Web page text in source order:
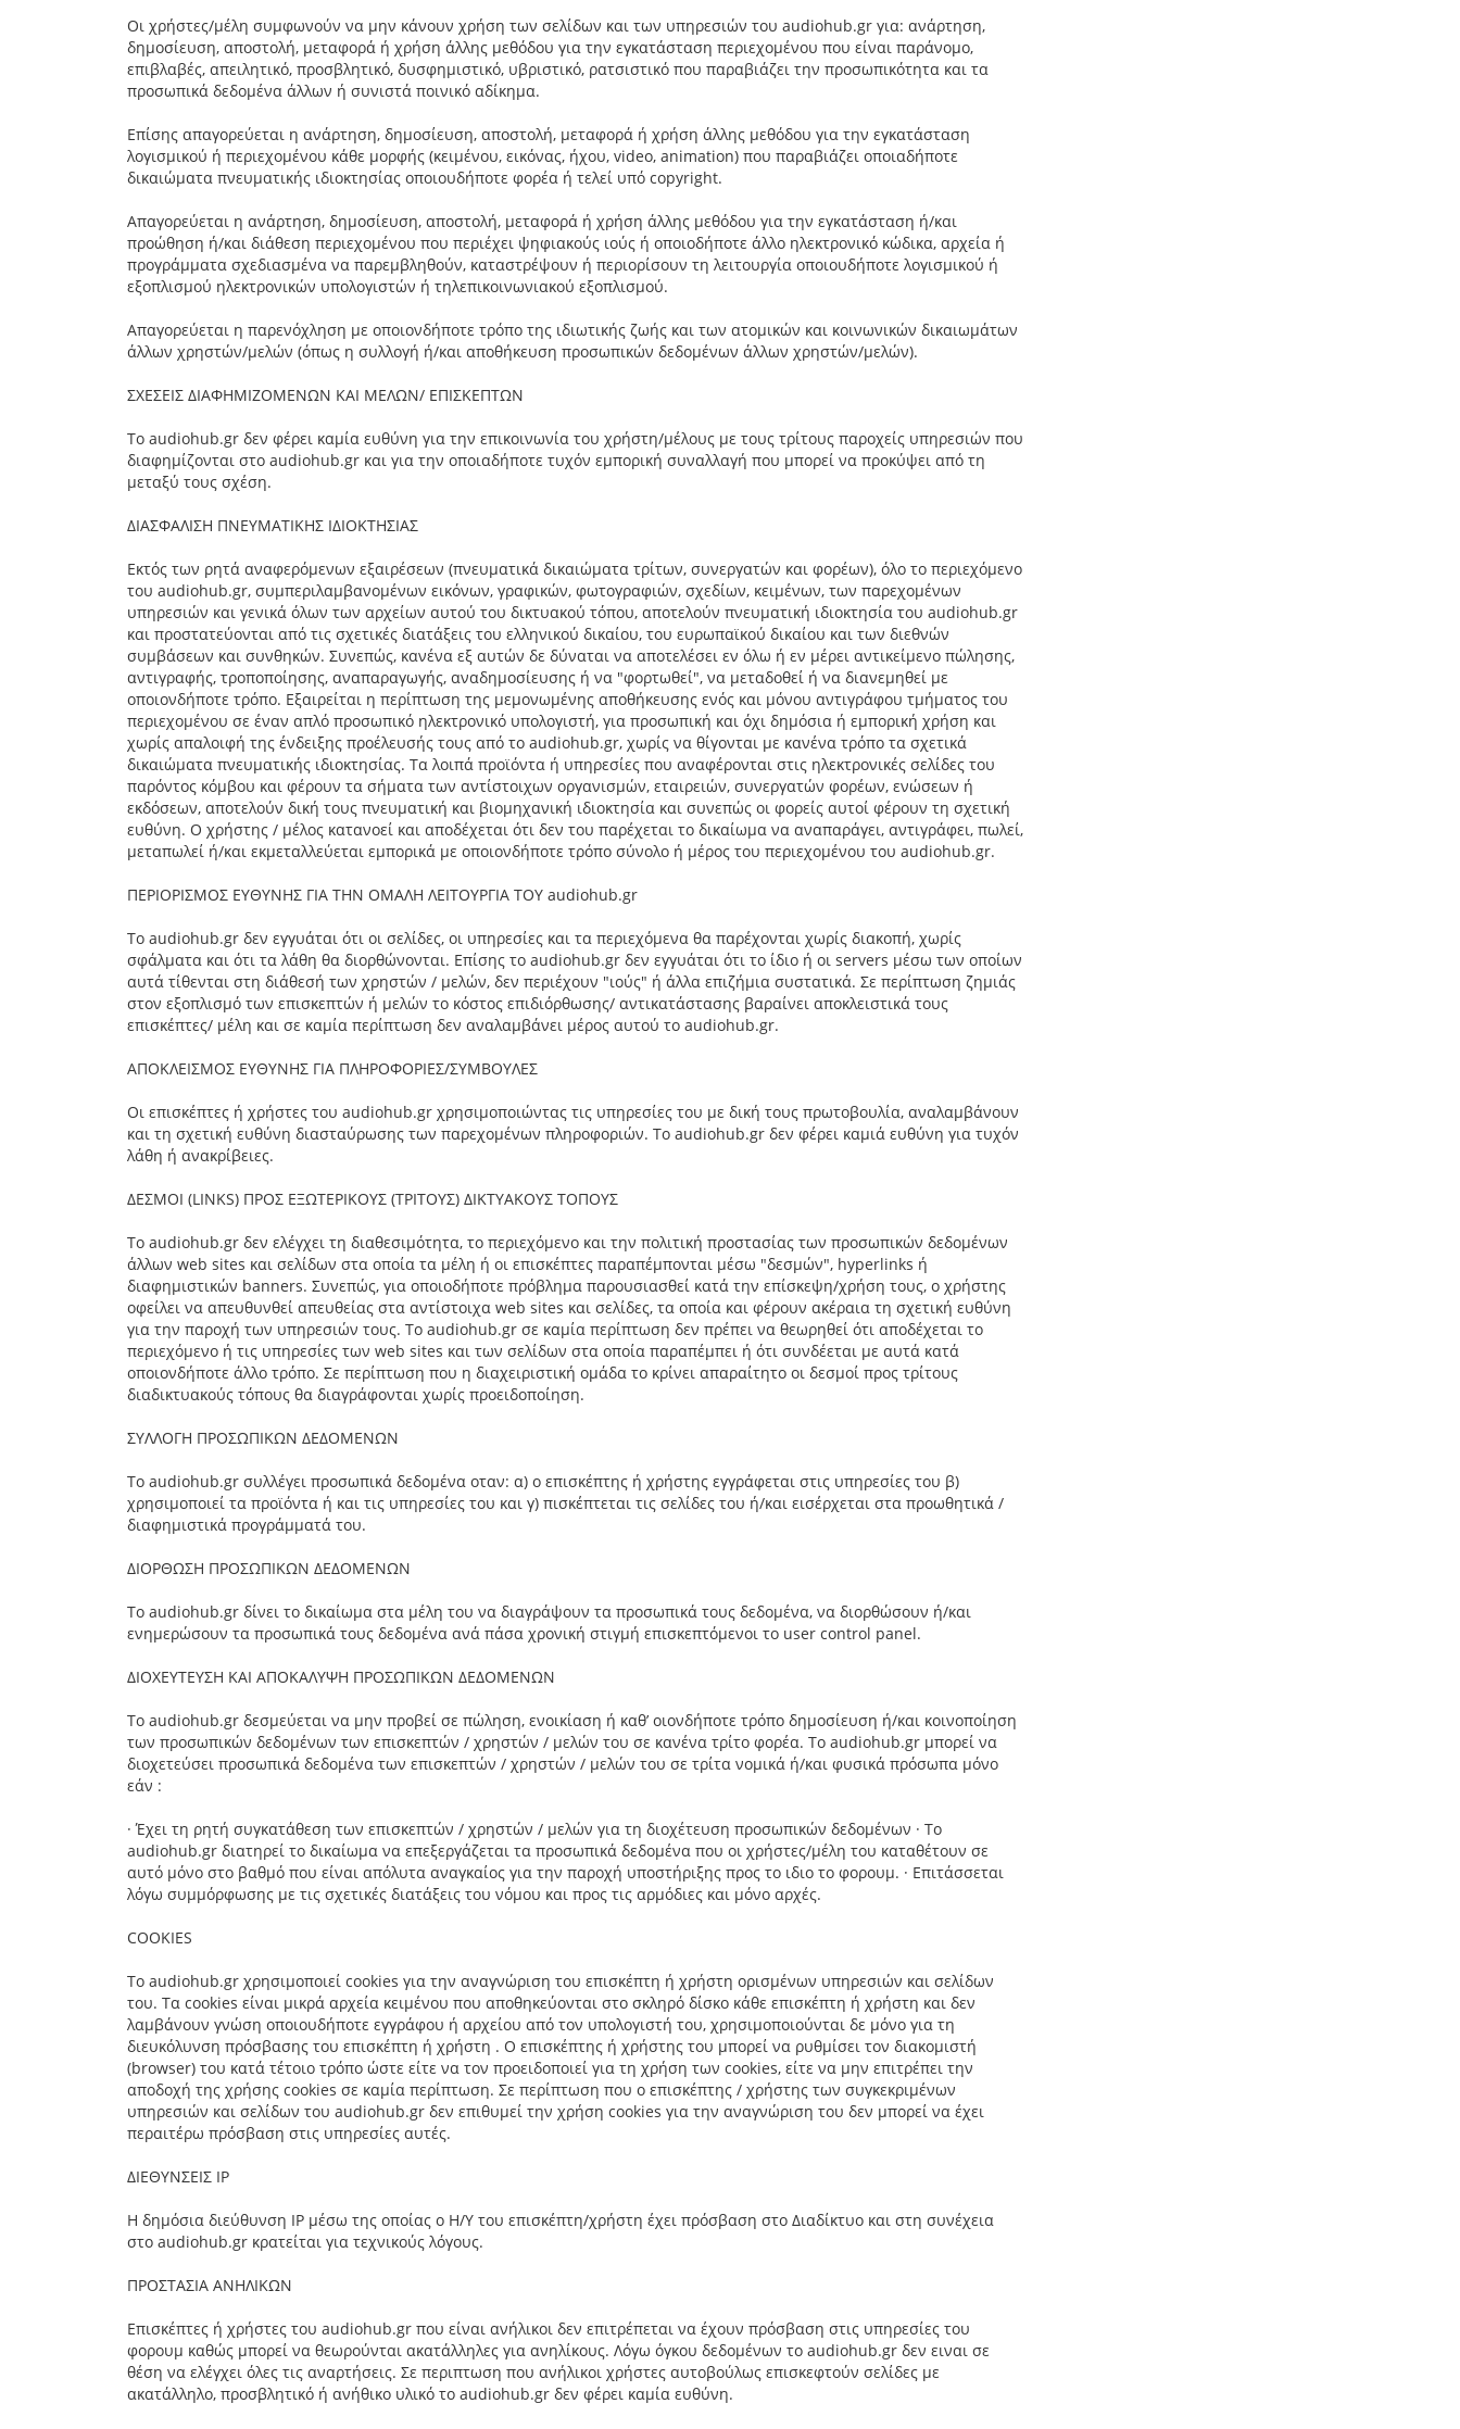
Οι χρήστες/μέλη συμφωνούν να μην κάνουν χρήση των σελίδων και των υπηρεσιών του audiohub.gr για: ανάρτηση,
δημοσίευση, αποστολή, μεταφορά ή χρήση άλλης μεθόδου για την εγκατάσταση περιεχομένου που είναι παράνομο,
επιβλαβές, απειλητικό, προσβλητικό, δυσφημιστικό, υβριστικό, ρατσιστικό που παραβιάζει την προσωπικότητα και τα
προσωπικά δεδομένα άλλων ή συνιστά ποινικό αδίκημα.
Επίσης απαγορεύεται η ανάρτηση, δημοσίευση, αποστολή, μεταφορά ή χρήση άλλης μεθόδου για την εγκατάσταση
λογισμικού ή περιεχομένου κάθε μορφής (κειμένου, εικόνας, ήχου, video, animation) που παραβιάζει οποιαδήποτε
δικαιώματα πνευματικής ιδιοκτησίας οποιουδήποτε φορέα ή τελεί υπό copyright.
Απαγορεύεται η ανάρτηση, δημοσίευση, αποστολή, μεταφορά ή χρήση άλλης μεθόδου για την εγκατάσταση ή/και
προώθηση ή/και διάθεση περιεχομένου που περιέχει ψηφιακούς ιούς ή οποιοδήποτε άλλο ηλεκτρονικό κώδικα, αρχεία ή
προγράμματα σχεδιασμένα να παρεμβληθούν, καταστρέψουν ή περιορίσουν τη λειτουργία οποιουδήποτε λογισμικού ή
εξοπλισμού ηλεκτρονικών υπολογιστών ή τηλεπικοινωνιακού εξοπλισμού.
Απαγορεύεται η παρενόχληση με οποιονδήποτε τρόπο της ιδιωτικής ζωής και των ατομικών και κοινωνικών δικαιωμάτων
άλλων χρηστών/μελών (όπως η συλλογή ή/και αποθήκευση προσωπικών δεδομένων άλλων χρηστών/μελών).
ΣΧΕΣΕΙΣ ΔΙΑΦΗΜΙΖΟΜΕΝΩΝ ΚΑΙ ΜΕΛΩΝ/ ΕΠΙΣΚΕΠΤΩΝ
Το audiohub.gr δεν φέρει καμία ευθύνη για την επικοινωνία του χρήστη/μέλους με τους τρίτους παροχείς υπηρεσιών που
διαφημίζονται στο audiohub.gr και για την οποιαδήποτε τυχόν εμπορική συναλλαγή που μπορεί να προκύψει από τη
μεταξύ τους σχέση.
ΔΙΑΣΦΑΛΙΣΗ ΠΝΕΥΜΑΤΙΚΗΣ ΙΔΙΟΚΤΗΣΙΑΣ
Εκτός των ρητά αναφερόμενων εξαιρέσεων (πνευματικά δικαιώματα τρίτων, συνεργατών και φορέων), όλο το περιεχόμενο
του audiohub.gr, συμπεριλαμβανομένων εικόνων, γραφικών, φωτογραφιών, σχεδίων, κειμένων, των παρεχομένων
υπηρεσιών και γενικά όλων των αρχείων αυτού του δικτυακού τόπου, αποτελούν πνευματική ιδιοκτησία του audiohub.gr
και προστατεύονται από τις σχετικές διατάξεις του ελληνικού δικαίου, του ευρωπαϊκού δικαίου και των διεθνών
συμβάσεων και συνθηκών. Συνεπώς, κανένα εξ αυτών δε δύναται να αποτελέσει εν όλω ή εν μέρει αντικείμενο πώλησης,
αντιγραφής, τροποποίησης, αναπαραγωγής, αναδημοσίευσης ή να "φορτωθεί", να μεταδοθεί ή να διανεμηθεί με
οποιονδήποτε τρόπο. Εξαιρείται η περίπτωση της μεμονωμένης αποθήκευσης ενός και μόνου αντιγράφου τμήματος του
περιεχομένου σε έναν απλό προσωπικό ηλεκτρονικό υπολογιστή, για προσωπική και όχι δημόσια ή εμπορική χρήση και
χωρίς απαλοιφή της ένδειξης προέλευσής τους από το audiohub.gr, χωρίς να θίγονται με κανένα τρόπο τα σχετικά
δικαιώματα πνευματικής ιδιοκτησίας. Τα λοιπά προϊόντα ή υπηρεσίες που αναφέρονται στις ηλεκτρονικές σελίδες του
παρόντος κόμβου και φέρουν τα σήματα των αντίστοιχων οργανισμών, εταιρειών, συνεργατών φορέων, ενώσεων ή
εκδόσεων, αποτελούν δική τους πνευματική και βιομηχανική ιδιοκτησία και συνεπώς οι φορείς αυτοί φέρουν τη σχετική
ευθύνη. Ο χρήστης / μέλος κατανοεί και αποδέχεται ότι δεν του παρέχεται το δικαίωμα να αναπαράγει, αντιγράφει, πωλεί,
μεταπωλεί ή/και εκμεταλλεύεται εμπορικά με οποιονδήποτε τρόπο σύνολο ή μέρος του περιεχομένου του audiohub.gr.
ΠΕΡΙΟΡΙΣΜΟΣ ΕΥΘΥΝΗΣ ΓΙΑ ΤΗΝ ΟΜΑΛΗ ΛΕΙΤΟΥΡΓΙΑ ΤΟΥ audiohub.gr
Το audiohub.gr δεν εγγυάται ότι οι σελίδες, οι υπηρεσίες και τα περιεχόμενα θα παρέχονται χωρίς διακοπή, χωρίς
σφάλματα και ότι τα λάθη θα διορθώνονται. Επίσης το audiohub.gr δεν εγγυάται ότι το ίδιο ή οι servers μέσω των οποίων
αυτά τίθενται στη διάθεσή των χρηστών / μελών, δεν περιέχουν "ιούς" ή άλλα επιζήμια συστατικά. Σε περίπτωση ζημιάς
στον εξοπλισμό των επισκεπτών ή μελών το κόστος επιδιόρθωσης/ αντικατάστασης βαραίνει αποκλειστικά τους
επισκέπτες/ μέλη και σε καμία περίπτωση δεν αναλαμβάνει μέρος αυτού το audiohub.gr.
ΑΠΟΚΛΕΙΣΜΟΣ ΕΥΘΥΝΗΣ ΓΙΑ ΠΛΗΡΟΦΟΡΙΕΣ/ΣΥΜΒΟΥΛΕΣ
Οι επισκέπτες ή χρήστες του audiohub.gr χρησιμοποιώντας τις υπηρεσίες του με δική τους πρωτοβουλία, αναλαμβάνουν
και τη σχετική ευθύνη διασταύρωσης των παρεχομένων πληροφοριών. Το audiohub.gr δεν φέρει καμιά ευθύνη για τυχόν
λάθη ή ανακρίβειες.
ΔΕΣΜΟΙ (LINKS) ΠΡΟΣ ΕΞΩΤΕΡΙΚΟΥΣ (ΤΡΙΤΟΥΣ) ΔΙΚΤΥΑΚΟΥΣ ΤΟΠΟΥΣ
Το audiohub.gr δεν ελέγχει τη διαθεσιμότητα, το περιεχόμενο και την πολιτική προστασίας των προσωπικών δεδομένων
άλλων web sites και σελίδων στα οποία τα μέλη ή οι επισκέπτες παραπέμπονται μέσω "δεσμών", hyperlinks ή
διαφημιστικών banners. Συνεπώς, για οποιοδήποτε πρόβλημα παρουσιασθεί κατά την επίσκεψη/χρήση τους, ο χρήστης
οφείλει να απευθυνθεί απευθείας στα αντίστοιχα web sites και σελίδες, τα οποία και φέρουν ακέραια τη σχετική ευθύνη
για την παροχή των υπηρεσιών τους. Το audiohub.gr σε καμία περίπτωση δεν πρέπει να θεωρηθεί ότι αποδέχεται το
περιεχόμενο ή τις υπηρεσίες των web sites και των σελίδων στα οποία παραπέμπει ή ότι συνδέεται με αυτά κατά
οποιονδήποτε άλλο τρόπο. Σε περίπτωση που η διαχειριστική ομάδα το κρίνει απαραίτητο οι δεσμοί προς τρίτους
διαδικτυακούς τόπους θα διαγράφονται χωρίς προειδοποίηση.
ΣΥΛΛΟΓΗ ΠΡΟΣΩΠΙΚΩΝ ΔΕΔΟΜΕΝΩΝ
Το audiohub.gr συλλέγει προσωπικά δεδομένα οταν: α) ο επισκέπτης ή χρήστης εγγράφεται στις υπηρεσίες του β)
χρησιμοποιεί τα προϊόντα ή και τις υπηρεσίες του και γ) πισκέπτεται τις σελίδες του ή/και εισέρχεται στα προωθητικά /
διαφημιστικά προγράμματά του.
ΔΙΟΡΘΩΣΗ ΠΡΟΣΩΠΙΚΩΝ ΔΕΔΟΜΕΝΩΝ
Το audiohub.gr δίνει το δικαίωμα στα μέλη του να διαγράψουν τα προσωπικά τους δεδομένα, να διορθώσουν ή/και
ενημερώσουν τα προσωπικά τους δεδομένα ανά πάσα χρονική στιγμή επισκεπτόμενοι το user control panel.
ΔΙΟΧΕΥΤΕΥΣΗ ΚΑΙ ΑΠΟΚΑΛΥΨΗ ΠΡΟΣΩΠΙΚΩΝ ΔΕΔΟΜΕΝΩΝ
Το audiohub.gr δεσμεύεται να μην προβεί σε πώληση, ενοικίαση ή καθ’ οιονδήποτε τρόπο δημοσίευση ή/και κοινοποίηση
των προσωπικών δεδομένων των επισκεπτών / χρηστών / μελών του σε κανένα τρίτο φορέα. Το audiohub.gr μπορεί να
διοχετεύσει προσωπικά δεδομένα των επισκεπτών / χρηστών / μελών του σε τρίτα νομικά ή/και φυσικά πρόσωπα μόνο
εάν :
· Έχει τη ρητή συγκατάθεση των επισκεπτών / χρηστών / μελών για τη διοχέτευση προσωπικών δεδομένων · Το
audiohub.gr διατηρεί το δικαίωμα να επεξεργάζεται τα προσωπικά δεδομένα που οι χρήστες/μέλη του καταθέτουν σε
αυτό μόνο στο βαθμό που είναι απόλυτα αναγκαίος για την παροχή υποστήριξης προς το ιδιο το φορουμ. · Επιτάσσεται
λόγω συμμόρφωσης με τις σχετικές διατάξεις του νόμου και προς τις αρμόδιες και μόνο αρχές.
COOKIES
Το audiohub.gr χρησιμοποιεί cookies για την αναγνώριση του επισκέπτη ή χρήστη ορισμένων υπηρεσιών και σελίδων
του. Τα cookies είναι μικρά αρχεία κειμένου που αποθηκεύονται στο σκληρό δίσκο κάθε επισκέπτη ή χρήστη και δεν
λαμβάνουν γνώση οποιουδήποτε εγγράφου ή αρχείου από τον υπολογιστή του, χρησιμοποιούνται δε μόνο για τη
διευκόλυνση πρόσβασης του επισκέπτη ή χρήστη . Ο επισκέπτης ή χρήστης του μπορεί να ρυθμίσει τον διακομιστή
(browser) του κατά τέτοιο τρόπο ώστε είτε να τον προειδοποιεί για τη χρήση των cookies, είτε να μην επιτρέπει την
αποδοχή της χρήσης cookies σε καμία περίπτωση. Σε περίπτωση που ο επισκέπτης / χρήστης των συγκεκριμένων
υπηρεσιών και σελίδων του audiohub.gr δεν επιθυμεί την χρήση cookies για την αναγνώριση του δεν μπορεί να έχει
περαιτέρω πρόσβαση στις υπηρεσίες αυτές.
ΔΙΕΘΥΝΣΕΙΣ IP
H δημόσια διεύθυνση IP μέσω της οποίας ο Η/Υ του επισκέπτη/χρήστη έχει πρόσβαση στο Διαδίκτυο και στη συνέχεια
στο audiohub.gr κρατείται για τεχνικούς λόγους.
ΠΡΟΣΤΑΣΙΑ ΑΝΗΛΙΚΩΝ
Επισκέπτες ή χρήστες του audiohub.gr που είναι ανήλικοι δεν επιτρέπεται να έχουν πρόσβαση στις υπηρεσίες του
φορουμ καθώς μπορεί να θεωρούνται ακατάλληλες για ανηλίκους. Λόγω όγκου δεδομένων το audiohub.gr δεν ειναι σε
θέση να ελέγχει όλες τις αναρτήσεις. Σε περιπτωση που ανήλικοι χρήστες αυτοβούλως επισκεφτούν σελίδες με
ακατάλληλο, προσβλητικό ή ανήθικο υλικό το audiohub.gr δεν φέρει καμία ευθύνη.